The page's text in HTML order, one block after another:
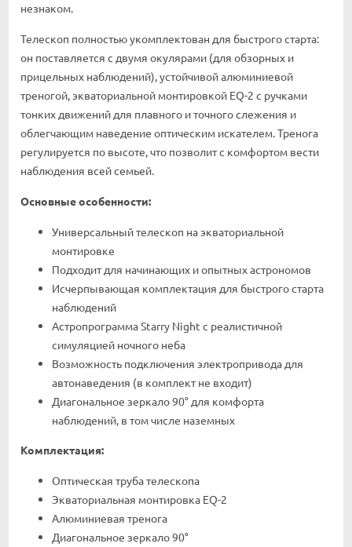
незнаком.
Телескоп полностью укомплектован для быстрого старта:
он поставляется с двумя окулярами (для обзорных и
прицельных наблюдений), устойчивой алюминиевой
треногой, экваториальной монтировкой EQ-2 с ручками
тонких движений для плавного и точного слежения и
облегчающим наведение оптическим искателем. Тренога
регулируется по высоте, что позволит с комфортом вести
наблюдения всей семьей.
Основные особенности:
Универсальный телескоп на экваториальной
монтировке
Подходит для начинающих и опытных астрономов
Исчерпывающая комплектация для быстрого старта
наблюдений
Астропрограмма Starry Night с реалистичной
симуляцией ночного неба
Возможность подключения электропривода для
автонаведения (в комплект не входит)
Диагональное зеркало 90° для комфорта
наблюдений, в том числе наземных
Комплектация:
Оптическая труба телескопа
Экваториальная монтировка EQ-2
Алюминиевая тренога
Диагональное зеркало 90°